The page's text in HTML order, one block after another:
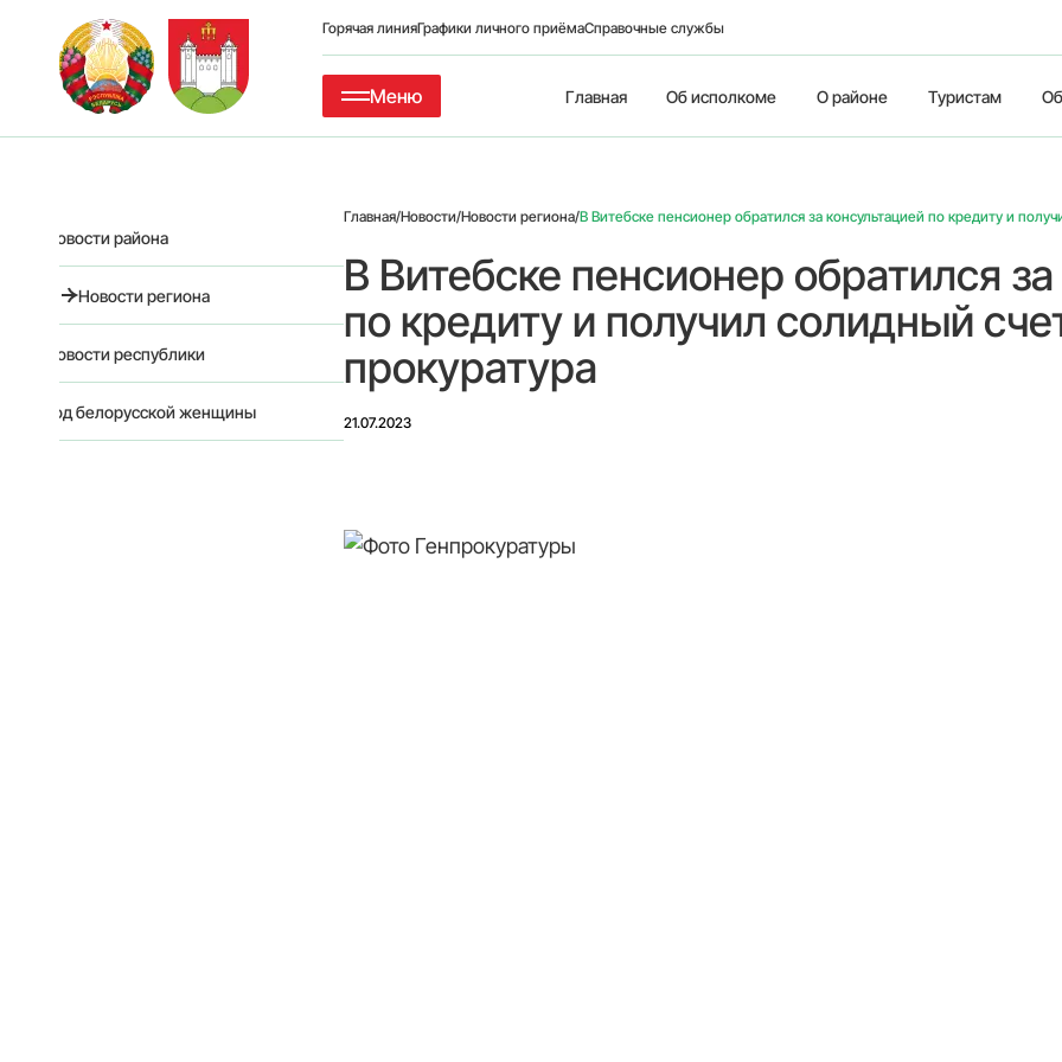
Горячая линияГрафики личного приёмаСправочные службы
Меню Главная Об исполкоме О районе Туристам
Новости района
Новости региона
Новости республики
Год белорусской женщины
Главная/Новости/Новости региона/В Витебске пенсионер обратился за консультацией по кредиту и
В Витебске пенсионер обратился
по кредиту и получил солидный
прокуратура
21.07.2023